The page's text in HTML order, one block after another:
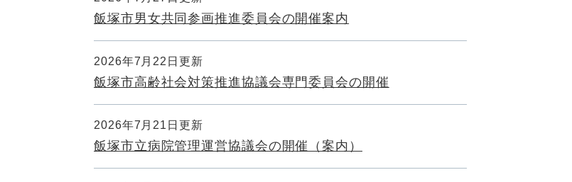
飯塚市男女共同参画推進委員会の開催案内
2026年7月22日更新
飯塚市高齢社会対策推進協議会専門委員会の開催
2026年7月21日更新
飯塚市立病院管理運営協議会の開催（案内）